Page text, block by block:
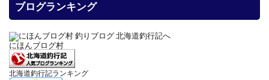
ブログランキング
にほんブログ村
北海道釣行記ランキング